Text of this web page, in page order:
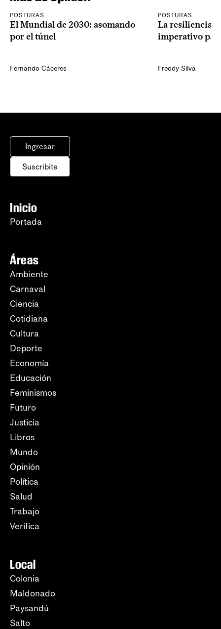
POSTURAS
El Mundial de 2030: asomando
por el túnel
Fernando Cáceres
POSTURAS
La resiliencia
imperativo
Freddy Silva
Ingresar
Suscribite
Inicio
Portada
Áreas
Ambiente
Carnaval
Ciencia
Cotidiana
Cultura
Deporte
Economía
Educación
Feminismos
Futuro
Justicia
Libros
Mundo
Opinión
Política
Salud
Trabajo
Verifica
Local
Colonia
Maldonado
Paysandú
Salto